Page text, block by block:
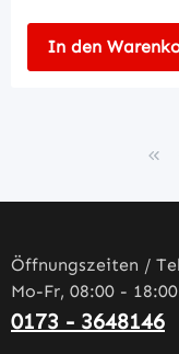
In den
Öffnungszeiten /
Mo-Fr, 08:00 -
0173 - 3648146